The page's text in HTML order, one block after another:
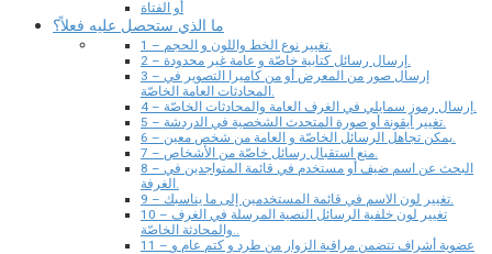
أو الفتاة
ما الذي ستحصل عليه فعلاً؟
1 – تغيير نوع الخط واللون و الحجم.
2 – إرسال رسائل كتابية خاصّة و عامة غير محدودة.
3 – إرسال صور من المعرض أو من كاميرا التصوير في
المحادثات العامة الخاصّة.
4 – إرسال رموز سمايلي في الغرف العامة والمحادثات الخاصّة.
5 – تغيير أيقونة أو صورة المتحدث الشخصية في الدردشة.
6 – يمكن تجاهل الرسائل الخاصّة و العامة من شخص معين.
7 – منع استقبال رسائل خاصّة من الأشخاص.
8 – البحث عن اسم ضيف أو مستخدم في قائمة المتواجدين في
الغرفة.
9 – تغيير لون الاسم في قائمة المستخدمين إلى ما يناسبك.
10 – تغيير لون خلفية الرسائل النصية المرسلة في الغرف
والمحادثة الخاصّة..
11 – عضوية أشراف تتضمن مراقبة الزوار من طرد و كتم عام و